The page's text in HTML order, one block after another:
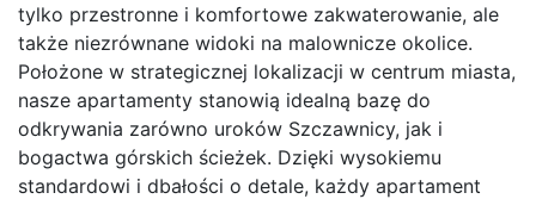
tylko przestronne i komfortowe zakwaterowanie, ale
także niezrównane widoki na malownicze okolice.
Położone w strategicznej lokalizacji w centrum miasta,
nasze apartamenty stanowią idealną bazę do
odkrywania zarówno uroków Szczawnicy, jak i
bogactwa górskich ścieżek. Dzięki wysokiemu
standardowi i dbałości o detale, każdy apartament